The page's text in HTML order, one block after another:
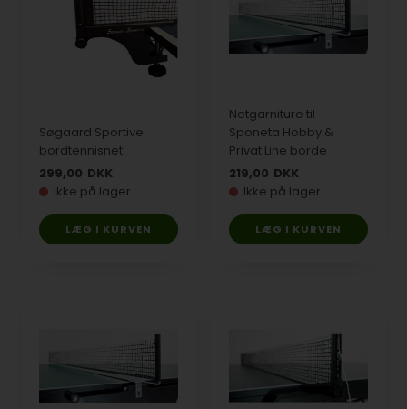
Søgaard Sportive
bordtennisnet
299,00 DKK
Ikke på lager
Netgarniture til
Sponeta Hobby &
Privat Line borde
219,00 DKK
Ikke på lager